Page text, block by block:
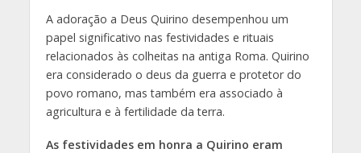
A adoração a Deus Quirino desempenhou um
papel significativo nas festividades e rituais
relacionados às colheitas na antiga Roma. Quirino
era considerado o deus da guerra e protetor do
povo romano, mas também era associado à
agricultura e à fertilidade da terra.
As festividades em honra a Quirino eram